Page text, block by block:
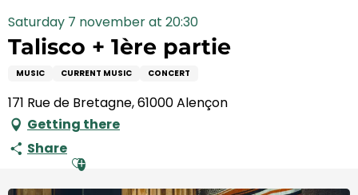
Saturday 7 november at 20:30
Talisco + 1ère partie
MUSIC CURRENT MUSIC CONCERT
171 Rue de Bretagne, 61000 Alençon
Getting there
Share Ajouter aux favoris